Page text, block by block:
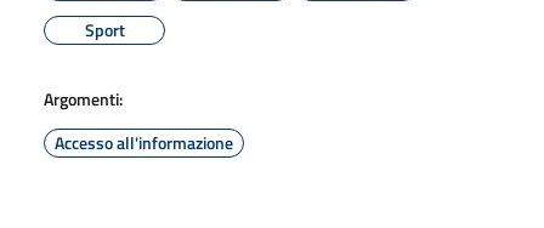
Sport
Argomenti:
Accesso all'informazione